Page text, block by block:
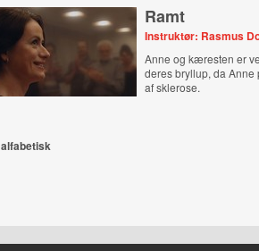
Ramt
Instruktør: Rasmus
Anne og kæresten er
deres bryllup, da
af sklerose.
alfabetisk